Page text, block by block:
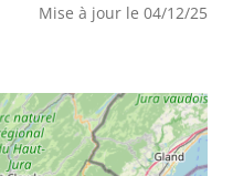
Mise à jour le 04/12/25